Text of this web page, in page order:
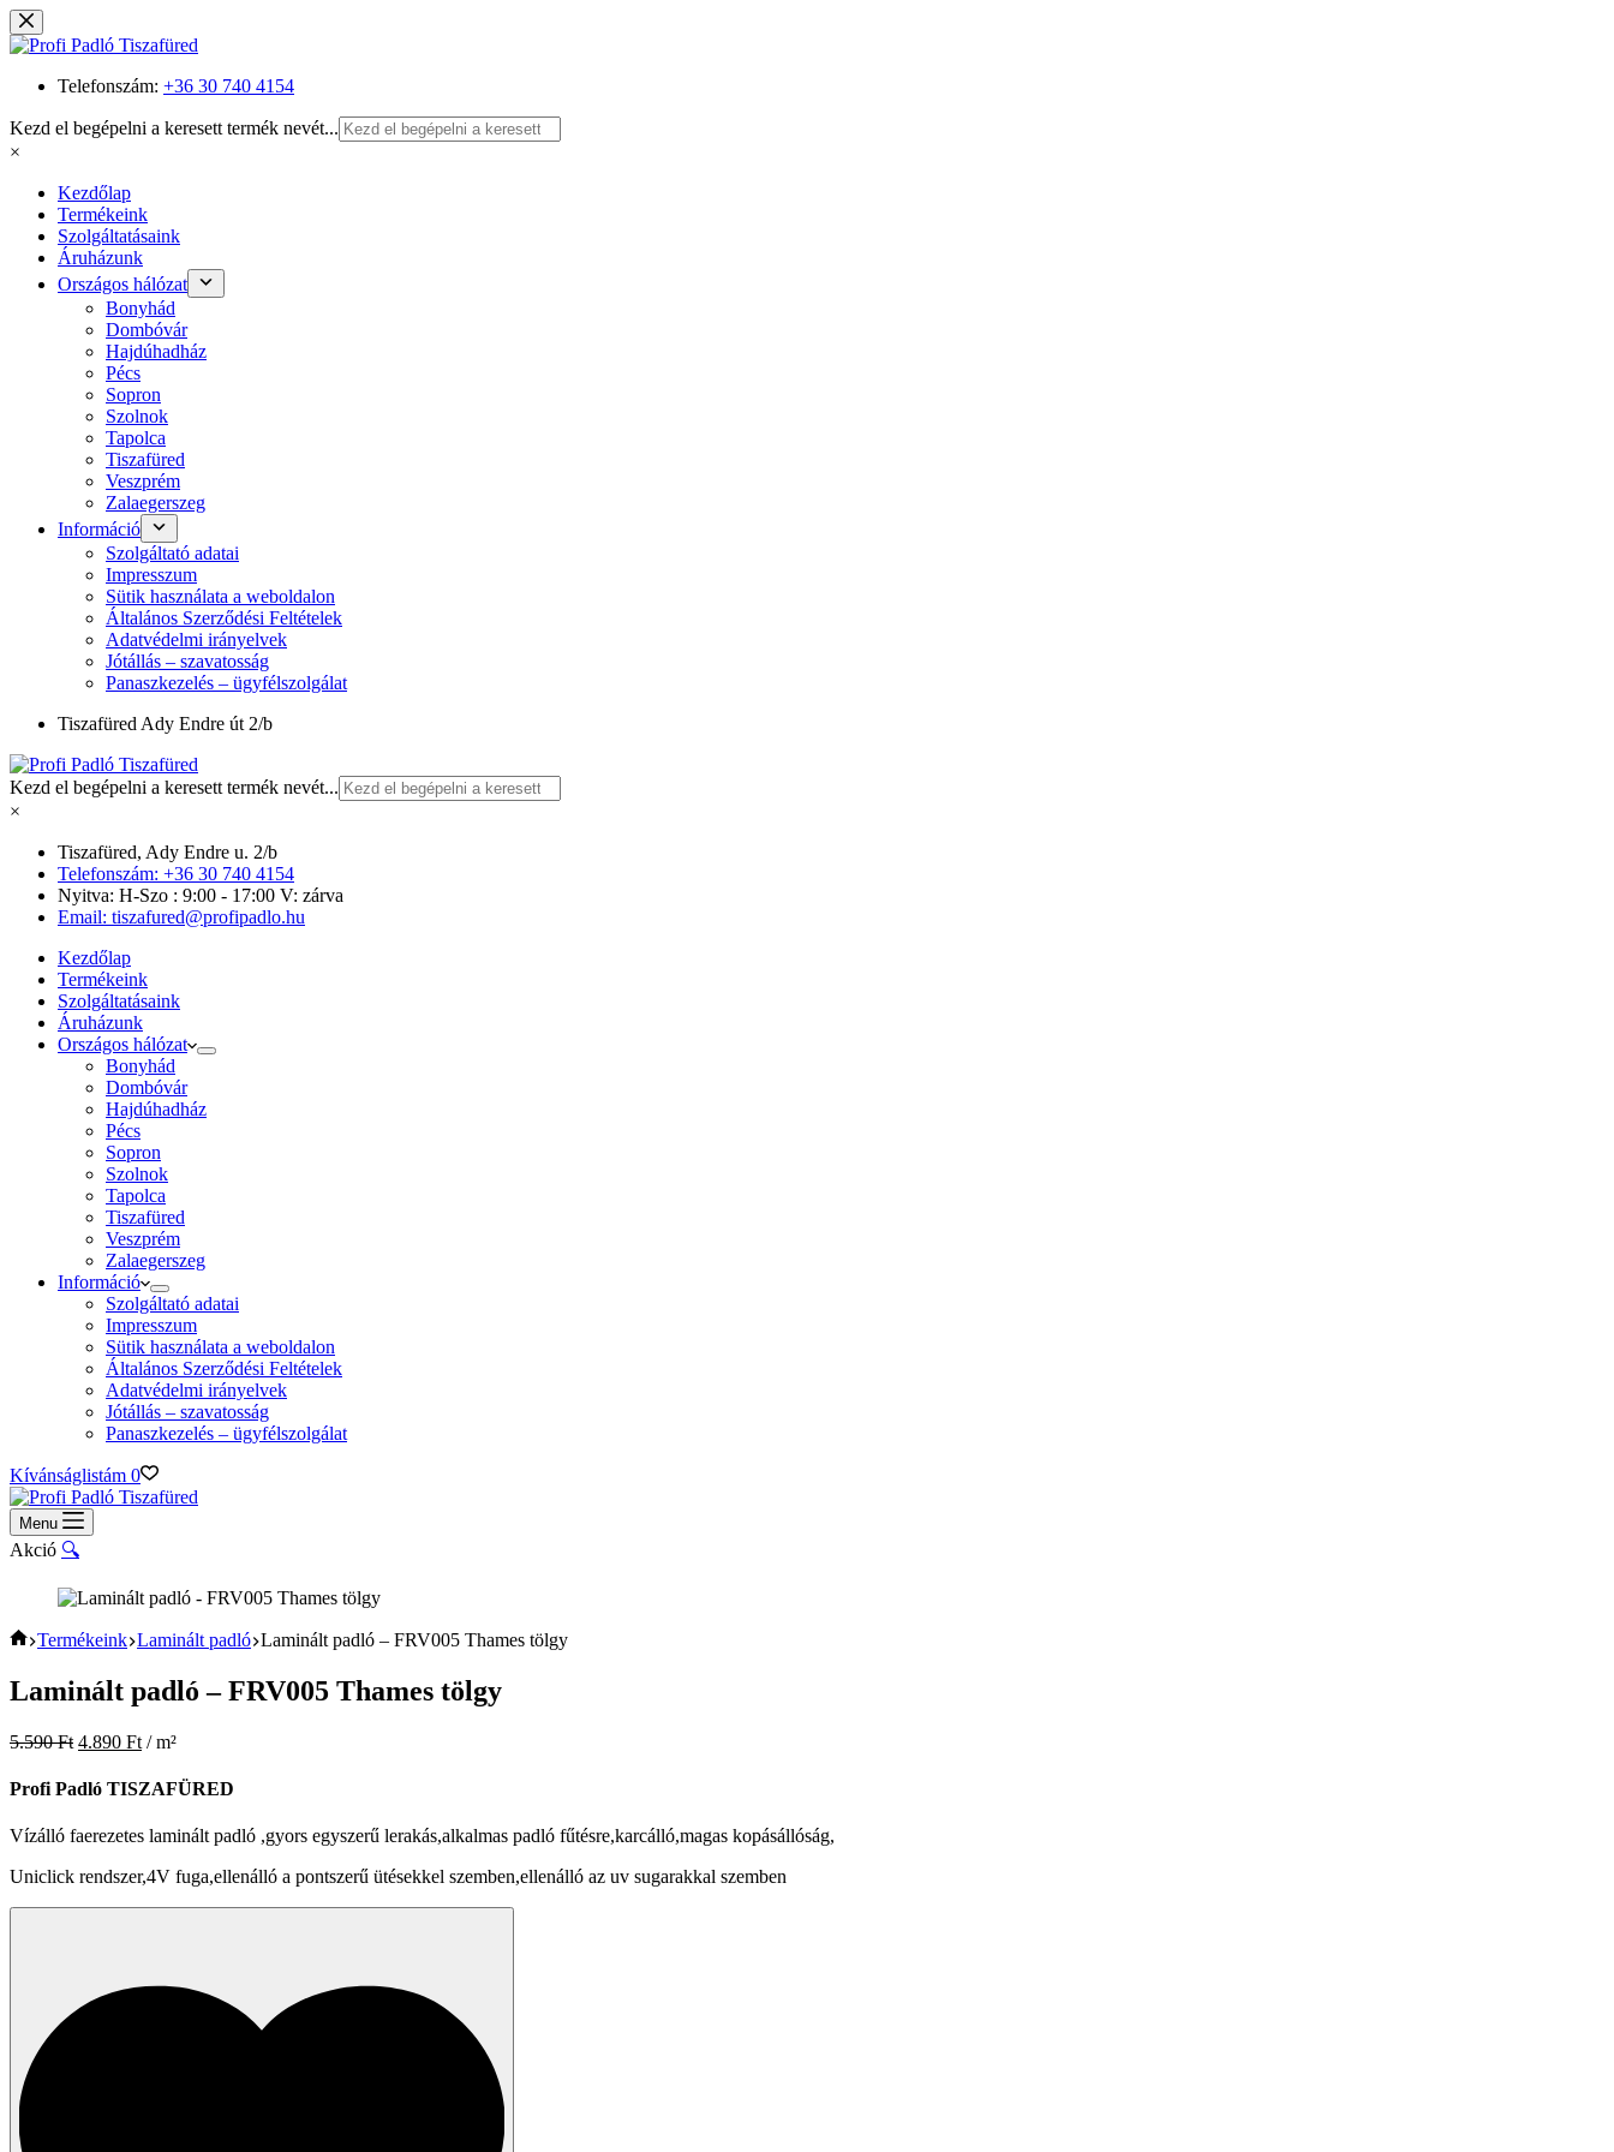
Skip
to
Telefonszám: +36 30 740 4154
Kezd el begépelni a keresett termék nevét...
×
Kezdőlap
Termékeink
Szolgáltatásaink
Áruházunk
Országos hálózat
Bonyhád
Dombóvár
Hajdúhadház
Pécs
Sopron
Szolnok
Tapolca
Tiszafüred
Veszprém
Zalaegerszeg
Információ
Szolgáltató adatai
Impresszum
Sütik használata a weboldalon
Általános Szerződési Feltételek
Adatvédelmi irányelvek
Jótállás – szavatosság
Panaszkezelés – ügyfélszolgálat
Tiszafüred Ady Endre út 2/b
Kezd el begépelni a keresett termék nevét...
×
Tiszafüred, Ady Endre u. 2/b
Telefonszám: +36 30 740 4154
Nyitva: H-Szo : 9:00 - 17:00 V: zárva
Email: tiszafured@profipadlo.hu
Kezdőlap
Termékeink
Szolgáltatásaink
Áruházunk
Országos hálózat
Bonyhád
Dombóvár
Hajdúhadház
Pécs
Sopron
Szolnok
Tapolca
Tiszafüred
Veszprém
Zalaegerszeg
Információ
Szolgáltató adatai
Impresszum
Sütik használata a weboldalon
Általános Szerződési Feltételek
Adatvédelmi irányelvek
Jótállás – szavatosság
Panaszkezelés – ügyfélszolgálat
Kívánságlistám 0
Menu
Akció 🔍
Home
Termékeink Laminált padló Laminált padló – FRV005 Thames tölgy
Laminált padló – FRV005 Thames tölgy
5.590Ft 4.890 Ft / m²
Profi Padló TISZAFÜRED
Vízálló faerezetes laminált padló ,gyors egyszerű lerakás,alkalmas padló fűtésre,karcálló,magas kopásállóság,
Uniclick rendszer,4V fuga,ellenálló a pontszerű ütésekkel szemben,ellenálló az uv sugarakkal szemben